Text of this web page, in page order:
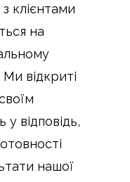
клієнтами
на
відкриті
у відповідь,
нашої